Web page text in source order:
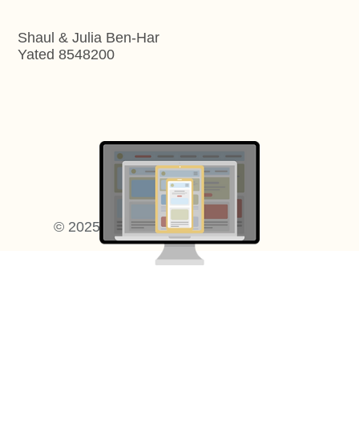
© 2025 Поле музыки
Арт веб-дизайн
Shaul & Julia Ben-Har
Yated 8548200